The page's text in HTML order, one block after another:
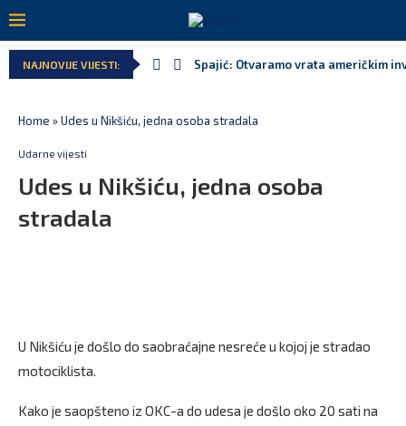
NAJNOVIJE VIJESTI: Spajić: Otvaramo vrata američkim
Home »Udes u Nikšiću, jedna osoba stradala
Udarne vijesti
Udes u Nikšiću, jedna osoba
stradala
U Nikšiću je došlo do saobraćajne nesreće u kojoj je stradao
motociklista.
Kako je saopšteno iz OKC-a do udesa je došlo oko 20 sati na